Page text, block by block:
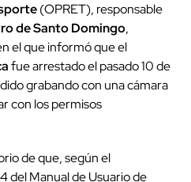
(OPRET), responsable
de Santo Domingo,
el que informó que el
fue arrestado el pasado 10 de
grabando con una cámara
con los permisos
de que, según el
del Manual de Usuario de